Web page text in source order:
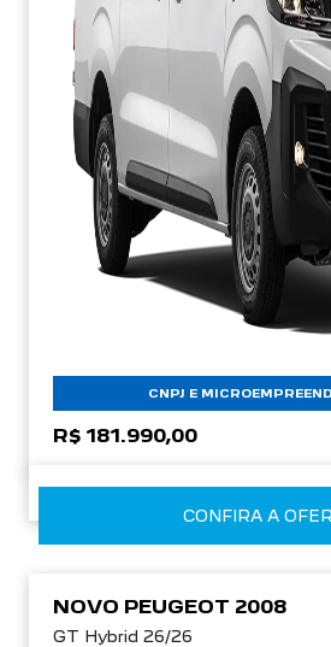
CNPJ E
R$ 181.990,00
CONFIRA A
NOVO PEUGEOT 2008
GT Hybrid 26/26